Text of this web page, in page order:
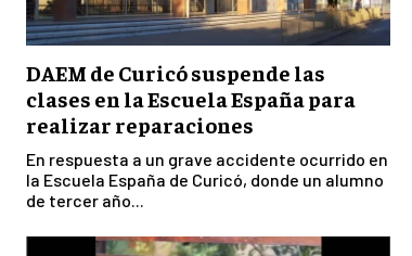
DAEM de Curicó suspende las
clases en la Escuela España para
realizar reparaciones
En respuesta a un grave accidente ocurrido en
la Escuela España de Curicó, donde un alumno
de tercer año...